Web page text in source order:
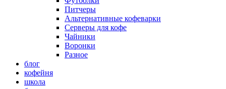
Питчеры
Альтернативные кофеварки
Серверы для кофе
Чайники
Воронки
Разное
блог
кофейня
школа